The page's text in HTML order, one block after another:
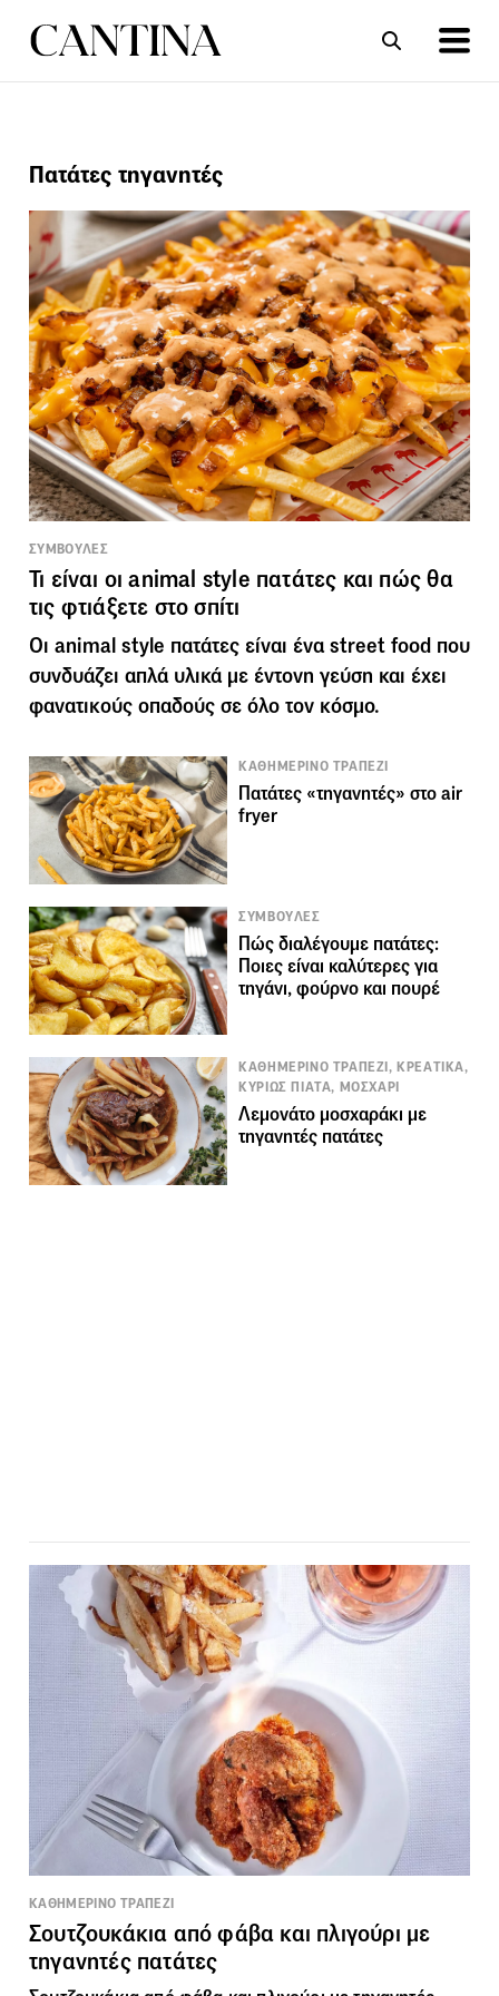
Πατάτες τηγανητές
ΣΥΜΒΟΥΛΕΣ
Τι είναι οι animal style πατάτες και πώς θα
τις φτιάξετε στο σπίτι
Οι animal style πατάτες είναι ένα street food που
συνδυάζει απλά υλικά με έντονη γεύση και έχει
φανατικούς οπαδούς σε όλο τον κόσμο.
ΚΑΘΗΜΕΡΙΝΟ ΤΡΑΠΕΖΙ
Πατάτες «τηγανητές» στο air
fryer
ΣΥΜΒΟΥΛΕΣ
Πώς διαλέγουμε πατάτες:
Ποιες είναι καλύτερες για
τηγάνι, φούρνο και πουρέ
ΚΑΘΗΜΕΡΙΝΟ ΤΡΑΠΕΖΙ, ΚΡΕΑΤΙΚΑ,
ΚΥΡΙΩΣ ΠΙΑΤΑ, ΜΟΣΧΑΡΙ
Λεμονάτο μοσχαράκι με
τηγανητές πατάτες
ΚΑΘΗΜΕΡΙΝΟ ΤΡΑΠΕΖΙ
Σουτζουκάκια από φάβα και πλιγούρι με
τηγανητές πατάτες